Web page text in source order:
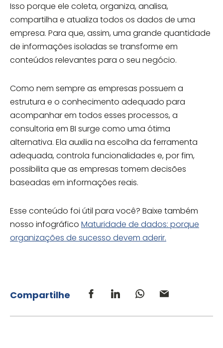
Isso porque ele coleta, organiza, analisa,
compartilha e atualiza todos os dados de uma
empresa. Para que, assim, uma grande quantidade
de informações isoladas se transforme em
conteúdos relevantes para o seu negócio.
Como nem sempre as empresas possuem a
estrutura e o conhecimento adequado para
acompanhar em todos esses processos, a
consultoria em BI surge como uma ótima
alternativa. Ela auxilia na escolha da ferramenta
adequada, controla funcionalidades e, por fim,
possibilita que as empresas tomem decisões
baseadas em informações reais.
Esse conteúdo foi útil para você? Baixe também
nosso infográfico Maturidade de dados: porque
organizações de sucesso devem aderir.
Compartilhe